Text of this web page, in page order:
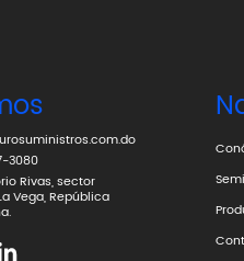
3080
Rivas, sector
Vega, República